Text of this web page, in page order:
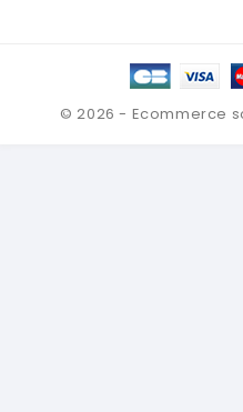
© 2026 - Ecommerce